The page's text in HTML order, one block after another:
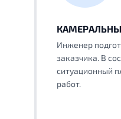
Инженер
заказчика. В
ситуационный
работ.